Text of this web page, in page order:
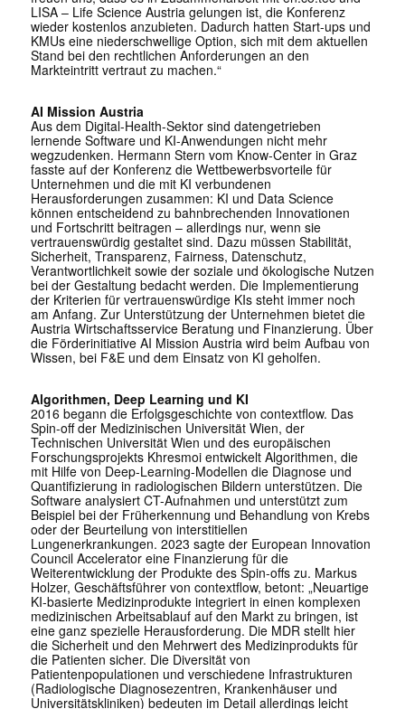
LISA – Life Science Austria gelungen ist, die Konferenz
wieder kostenlos anzubieten. Dadurch hatten Start-ups und
KMUs eine niederschwellige Option, sich mit dem aktuellen
Stand bei den rechtlichen Anforderungen an den
Markteintritt vertraut zu machen.“
AI Mission Austria
Aus dem Digital-Health-Sektor sind datengetrieben
lernende Software und KI-Anwendungen nicht mehr
wegzudenken. Hermann Stern vom Know-Center in Graz
fasste auf der Konferenz die Wettbewerbsvorteile für
Unternehmen und die mit KI verbundenen
Herausforderungen zusammen: KI und Data Science
können entscheidend zu bahnbrechenden Innovationen
und Fortschritt beitragen – allerdings nur, wenn sie
vertrauenswürdig gestaltet sind. Dazu müssen Stabilität,
Sicherheit, Transparenz, Fairness, Datenschutz,
Verantwortlichkeit sowie der soziale und ökologische Nutzen
bei der Gestaltung bedacht werden. Die Implementierung
der Kriterien für vertrauenswürdige KIs steht immer noch
am Anfang. Zur Unterstützung der Unternehmen bietet die
Austria Wirtschaftsservice Beratung und Finanzierung. Über
die Förderinitiative AI Mission Austria wird beim Aufbau von
Wissen, bei F&E und dem Einsatz von KI geholfen.
Algorithmen, Deep Learning und KI
2016 begann die Erfolgsgeschichte von contextflow. Das
Spin-off der Medizinischen Universität Wien, der
Technischen Universität Wien und des europäischen
Forschungsprojekts Khresmoi entwickelt Algorithmen, die
mit Hilfe von Deep-Learning-Modellen die Diagnose und
Quantifizierung in radiologischen Bildern unterstützen. Die
Software analysiert CT-Aufnahmen und unterstützt zum
Beispiel bei der Früherkennung und Behandlung von Krebs
oder der Beurteilung von interstitiellen
Lungenerkrankungen. 2023 sagte der European Innovation
Council Accelerator eine Finanzierung für die
Weiterentwicklung der Produkte des Spin-offs zu. Markus
Holzer, Geschäftsführer von contextflow, betont: „Neuartige
KI-basierte Medizinprodukte integriert in einen komplexen
medizinischen Arbeitsablauf auf den Markt zu bringen, ist
eine ganz spezielle Herausforderung. Die MDR stellt hier
die Sicherheit und den Mehrwert des Medizinprodukts für
die Patienten sicher. Die Diversität von
Patientenpopulationen und verschiedene Infrastrukturen
(Radiologische Diagnosezentren, Krankenhäuser und
Universitätskliniken) bedeuten im Detail allerdings leicht